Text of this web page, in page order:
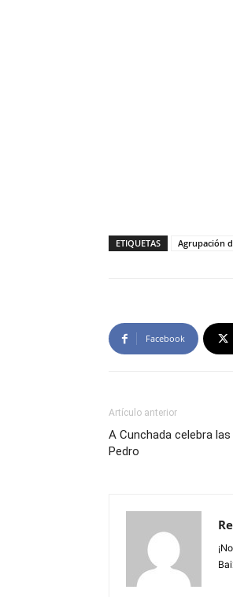
ETIQUETAS Agrupación
Facebook
Artículo anterior
A Cunchada celebra
Pedro